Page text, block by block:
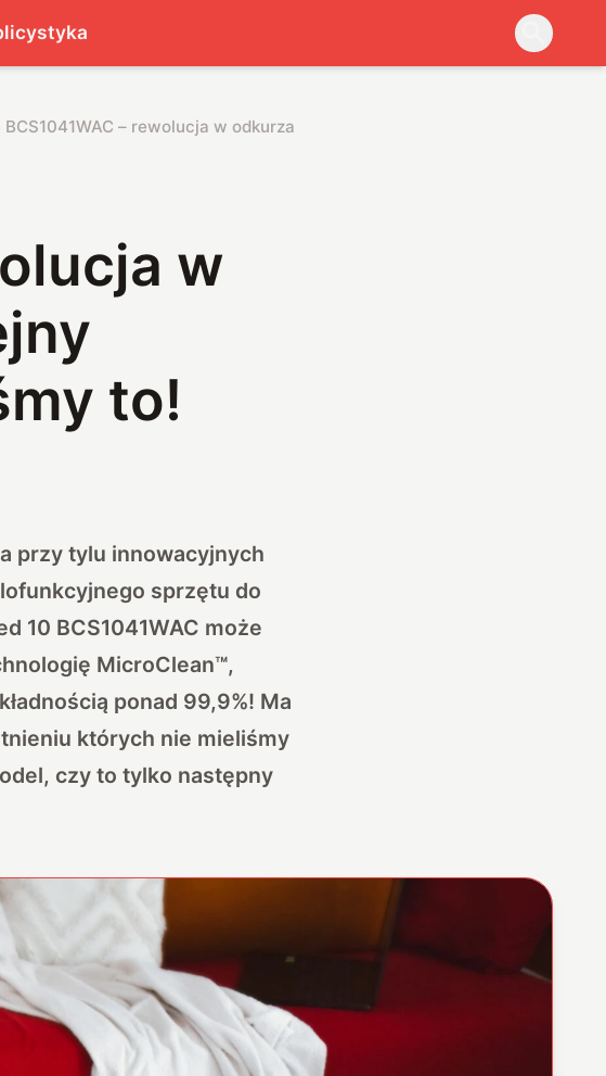
BCS1041WAC – rewolucja w odkurzaniu czy kolejny gadżet? Sprawdziliśmy
w
to!
przy tylu innowacyjnych
sprzętu do
10 BCS1041WAC może
MicroClean™,
ponad 99,9%! Ma
których nie mieliśmy
czy to tylko następny